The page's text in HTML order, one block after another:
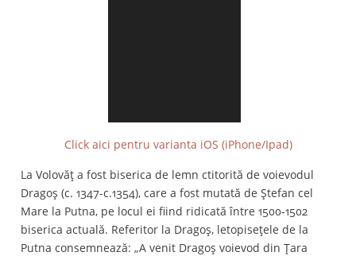
Click aici pentru varianta iOS (iPhone/Ipad)
La Volovăț a fost biserica de lemn ctitorită de voievodul
Dragoș (c. 1347-c.1354), care a fost mutată de Ștefan cel
Mare la Putna, pe locul ei fiind ridicată între 1500-1502
biserica actuală. Referitor la Dragoș, letopiseţele de la
Putna consemnează: „A venit Dragoş voievod din Ţara